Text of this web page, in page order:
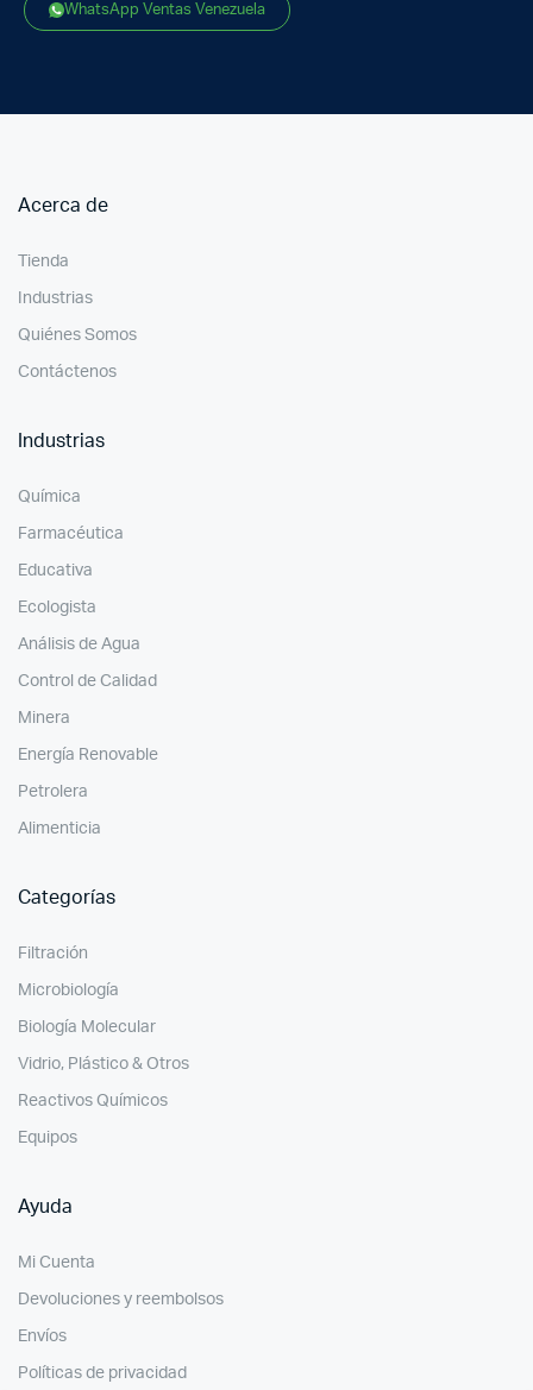
WhatsApp Ventas Venezuela
Acerca de
Tienda
Industrias
Quiénes Somos
Contáctenos
Industrias
Química
Farmacéutica
Educativa
Ecologista
Análisis de Agua
Control de Calidad
Minera
Energía Renovable
Petrolera
Alimenticia
Categorías
Filtración
Microbiología
Biología Molecular
Vidrio, Plástico & Otros
Reactivos Químicos
Equipos
Ayuda
Mi Cuenta
Devoluciones y reembolsos
Envíos
Políticas de privacidad